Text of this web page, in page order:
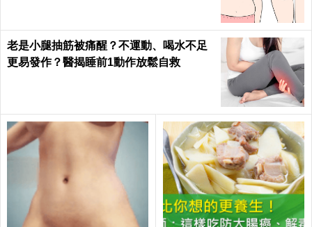
老是小腿抽筋被痛醒？不運動、喝水不足
更易發作？醫揭睡前1動作放鬆自救